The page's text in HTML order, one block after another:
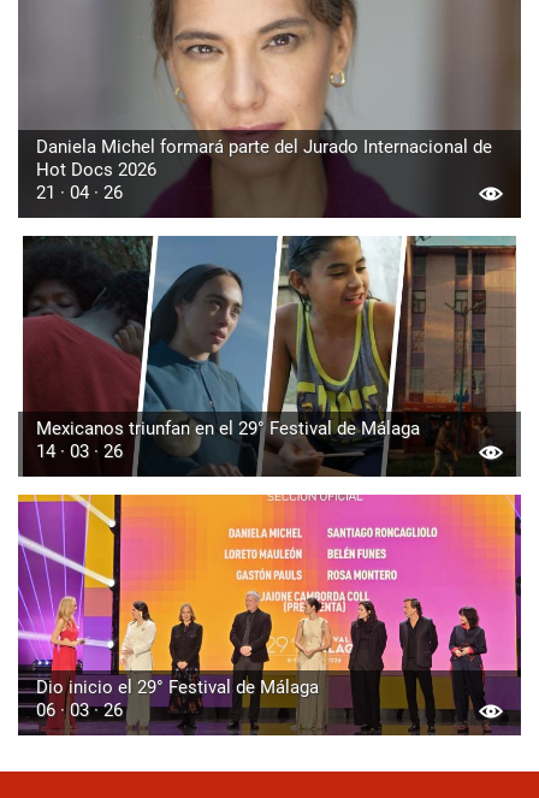
Daniela Michel formará parte del Jurado Internacional de
Hot Docs 2026
21 · 04 · 26
Mexicanos triunfan en el 29° Festival de Málaga
14 · 03 · 26
Dio inicio el 29° Festival de Málaga
06 · 03 · 26